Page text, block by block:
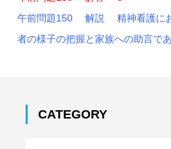
午前問題150 解説 精神看護にお
者の様子の把握と家族への助言であ
CATEGORY